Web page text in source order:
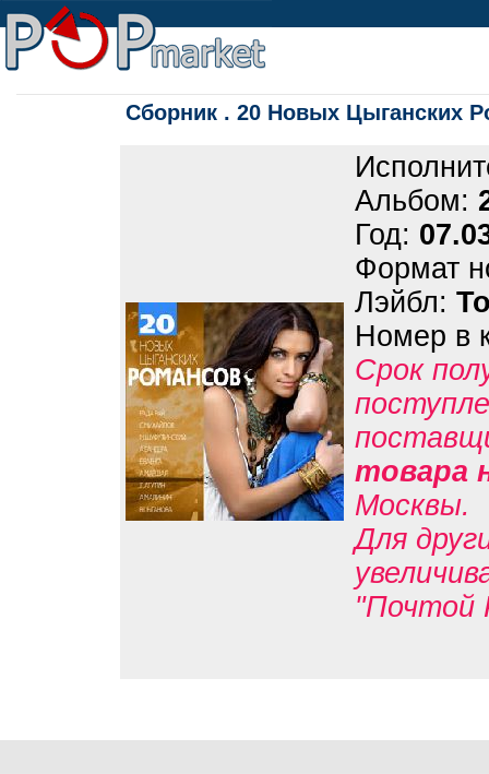
Сборник . 20 Новых Цыганских
Альбом:
Год:
Формат
Лэйбл:
Номер в
Срок
товара
Москвы.
Для
"Почтой